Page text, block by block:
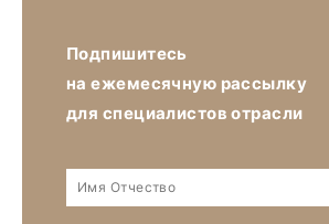
Подпишитесь
на ежемесячную рассылку
для специалистов отрасли